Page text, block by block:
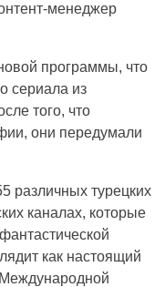
менеджер
программы, что
сериала из
того, что
они передумали
различных турецких
каналах, которые
как настоящий